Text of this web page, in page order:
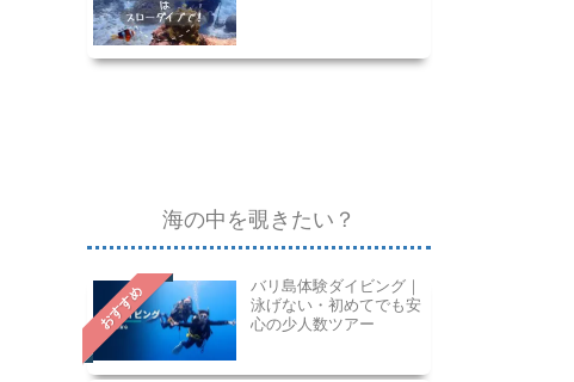
海の中を覗きたい？
おすすめ
バリ島体験ダイビング｜
泳げない・初めてでも安
心の少人数ツアー